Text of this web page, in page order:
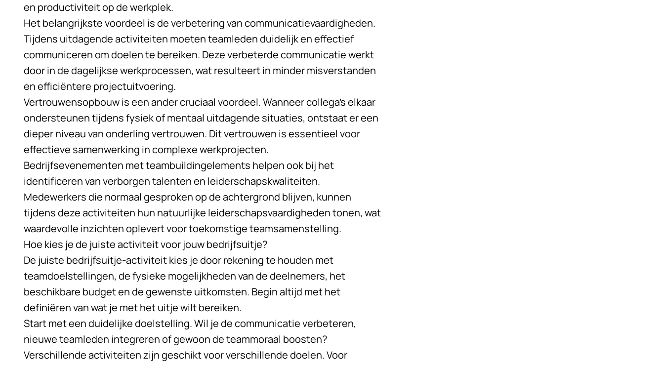
en productiviteit op de werkplek.
Het belangrijkste voordeel is de verbetering van communicatievaardigheden.
Tijdens uitdagende activiteiten moeten teamleden duidelijk en effectief
communiceren om doelen te bereiken. Deze verbeterde communicatie werkt
door in de dagelijkse werkprocessen, wat resulteert in minder misverstanden
en efficiëntere projectuitvoering.
Vertrouwensopbouw is een ander cruciaal voordeel. Wanneer collega’s elkaar
ondersteunen tijdens fysiek of mentaal uitdagende situaties, ontstaat er een
dieper niveau van onderling vertrouwen. Dit vertrouwen is essentieel voor
effectieve samenwerking in complexe werkprojecten.
Bedrijfsevenementen met teambuildingelements helpen ook bij het
identificeren van verborgen talenten en leiderschapskwaliteiten.
Medewerkers die normaal gesproken op de achtergrond blijven, kunnen
tijdens deze activiteiten hun natuurlijke leiderschapsvaardigheden tonen, wat
waardevolle inzichten oplevert voor toekomstige teamsamenstelling.
Hoe kies je de juiste activiteit voor jouw bedrijfsuitje?
De juiste bedrijfsuitje-activiteit kies je door rekening te houden met
teamdoelstellingen, de fysieke mogelijkheden van de deelnemers, het
beschikbare budget en de gewenste uitkomsten. Begin altijd met het
definiëren van wat je met het uitje wilt bereiken.
Start met een duidelijke doelstelling. Wil je de communicatie verbeteren,
nieuwe teamleden integreren of gewoon de teammoraal boosten?
Verschillende activiteiten zijn geschikt voor verschillende doelen. Voor